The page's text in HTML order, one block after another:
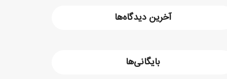
آخرین دیدگاه‌ها
بایگانی‌ها